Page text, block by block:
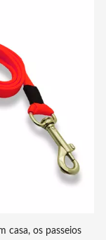
casa, os passeios